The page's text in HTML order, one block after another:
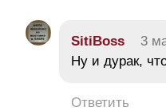
SitiBoss 3
Ну и дурак,
Ответить